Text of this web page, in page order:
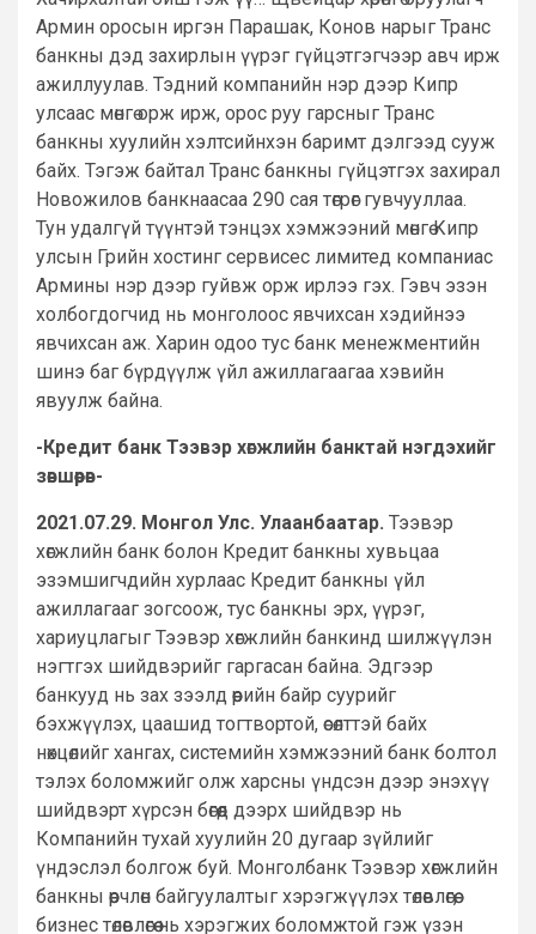
Армин оросын иргэн Парашак, Конов нарыг Транс
банкны дэд захирлын үүрэг гүйцэтгэгчээр авч ирж
ажиллуулав. Тэдний компанийн нэр дээр Кипр
улсаас мөнгө орж ирж, орос руу гарсныг Транс
банкны хуулийн хэлтсийнхэн баримт дэлгээд сууж
байх. Тэгэж байтал Транс банкны гүйцэтгэх захирал
Новожилов банкнаасаа 290 сая төгрөг гувчууллаа.
Тун удалгүй түүнтэй тэнцэх хэмжээний мөнгө Кипр
улсын Грийн хостинг сервисес лимитед компаниас
Армины нэр дээр гуйвж орж ирлээ гэх. Гэвч эзэн
холбогдогчид нь монголоос явчихсан хэдийнээ
явчихсан аж. Харин одоо тус банк менежментийн
шинэ баг бүрдүүлж үйл ажиллагаагаа хэвийн
явуулж байна.
-Кредит банк Тээвэр хөгжлийн банктай нэгдэхийг
зөвшөөрөв-
2021.07.29. Монгол Улс. Улаанбаатар. Тээвэр
хөгжлийн банк болон Кредит банкны хувьцаа
эзэмшигчдийн хурлаас Кредит банкны үйл
ажиллагааг зогсоож, тус банкны эрх, үүрэг,
хариуцлагыг Тээвэр хөгжлийн банкинд шилжүүлэн
нэгтгэх шийдвэрийг гаргасан байна. Эдгээр
банкууд нь зах зээлд өөрийн байр суурийг
бэхжүүлэх, цаашид тогтвортой, өсөлттэй байх
нөхцөлийг хангах, системийн хэмжээний банк болтол
тэлэх боломжийг олж харсны үндсэн дээр энэхүү
шийдвэрт хүрсэн бөгөөд дээрх шийдвэр нь
Компанийн тухай хуулийн 20 дугаар зүйлийг
үндэслэл болгож буй. Монголбанк Тээвэр хөгжлийн
банкны өөрчлөн байгуулалтыг хэрэгжүүлэх төлөвлөгөө,
бизнес төлөвлөгөө нь хэрэгжих боломжтой гэж үзэн